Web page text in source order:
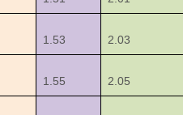
1.53 2.03
1.55 2.05